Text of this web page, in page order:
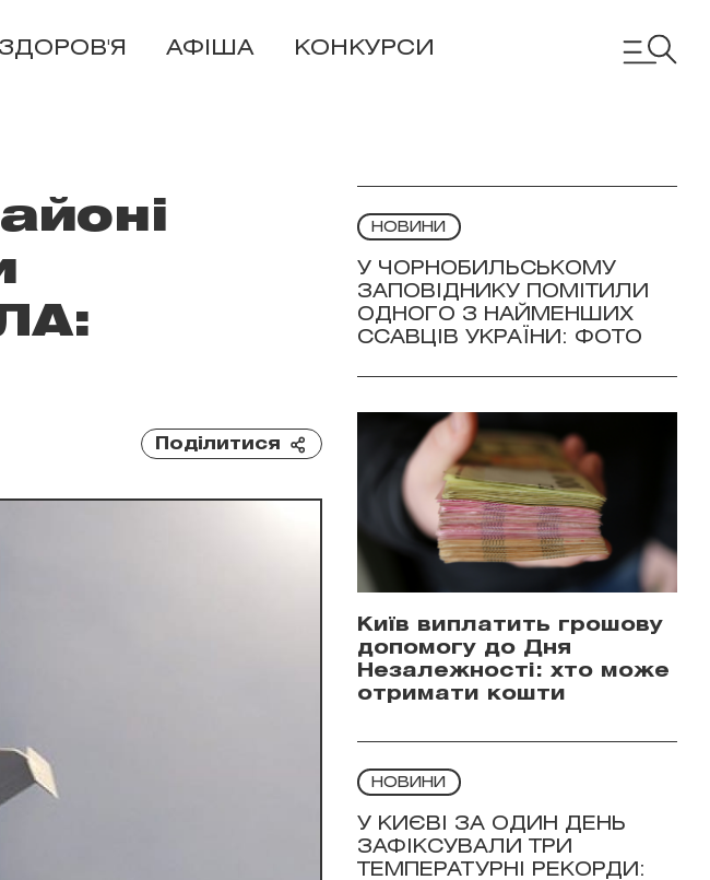
ЗДОРОВ'Я АФІША КОНКУРСИ
Поділитися
НОВИНИ
У ЧОРНОБИЛЬСЬКОМУ
ЗАПОВІДНИКУ ПОМІТИЛИ
ОДНОГО З НАЙМЕНШИХ
ССАВЦІВ УКРАЇНИ: ФОТО
Київ виплатить грошову
допомогу до Дня
Незалежності: хто може
отримати кошти
НОВИНИ
У КИЄВІ ЗА ОДИН ДЕНЬ
ЗАФІКСУВАЛИ ТРИ
ТЕМПЕРАТУРНІ РЕКОРДИ: